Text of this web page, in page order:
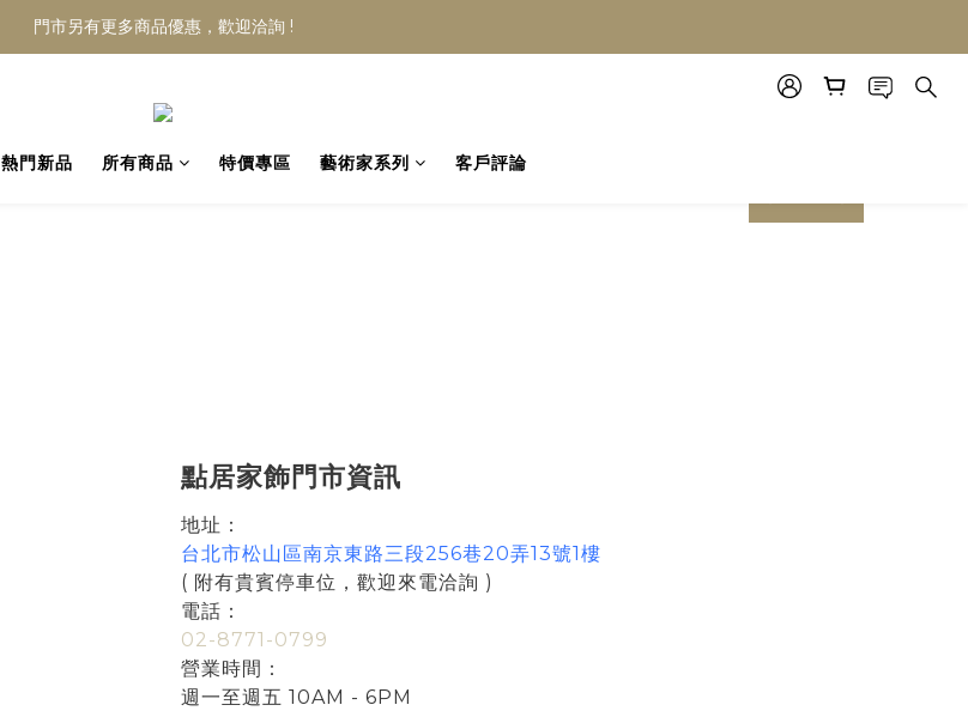
門市另有更多商品優惠，歡迎洽詢 !
熱門新品 所有商品 特價專區 藝術家系列 客戶評論
prev next
點居家飾門市資訊
地址：
台北市松山區南京東路三段256巷20弄13號1樓
( 附有貴賓停車位，歡迎來電洽詢 )
電話：
02-8771-0799
營業時間：
週一至週五 10AM - 6PM